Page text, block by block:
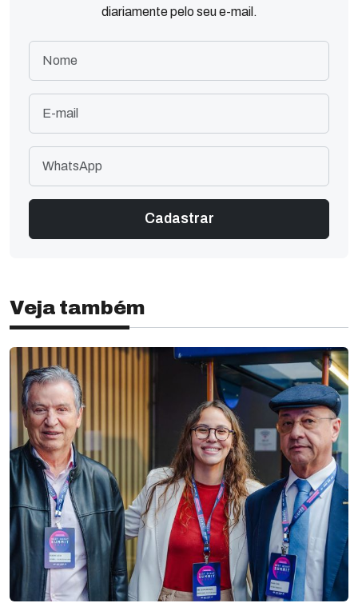
diariamente pelo seu e-mail.
Veja também